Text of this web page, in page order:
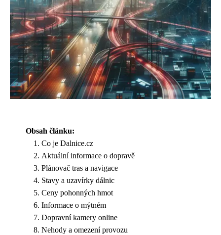
Obsah článku:
Co je Dalnice.cz
Aktuální informace o dopravě
Plánovač tras a navigace
Stavy a uzavírky dálnic
Ceny pohonných hmot
Informace o mýtném
Dopravní kamery online
Nehody a omezení provozu